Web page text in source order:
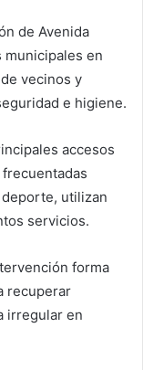
de Avenida
en
vecinos y
e higiene.
accesos
utilizan
servicios.
forma
recuperar
irregular en